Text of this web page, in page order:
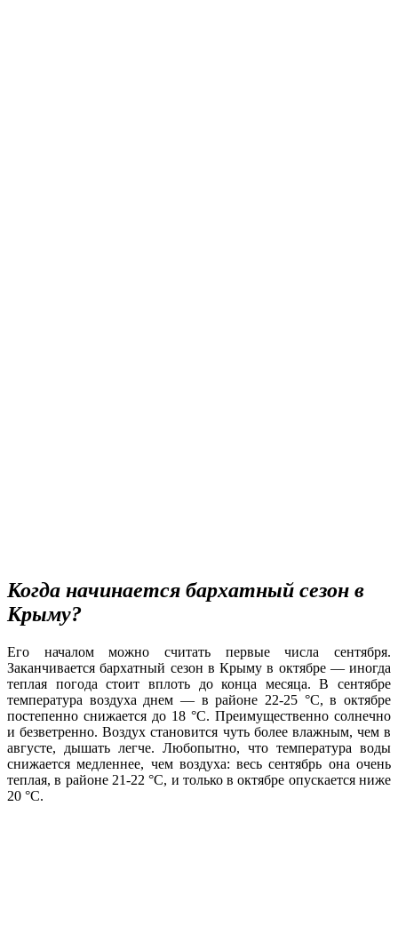
Когда начинается бархатный сезон в
Крыму?
Его началом можно считать первые числа сентября.
Заканчивается бархатный сезон в Крыму в октябре — иногда
теплая погода стоит вплоть до конца месяца. В сентябре
температура воздуха днем — в районе 22-25 °С, в октябре
постепенно снижается до 18 °С. Преимущественно солнечно
и безветренно. Воздух становится чуть более влажным, чем в
августе, дышать легче. Любопытно, что температура воды
снижается медленнее, чем воздуха: весь сентябрь она очень
теплая, в районе 21-22 °С, и только в октябре опускается ниже
20 °С.